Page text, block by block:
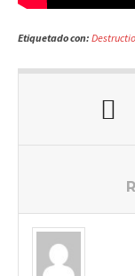
Etiquetado con: